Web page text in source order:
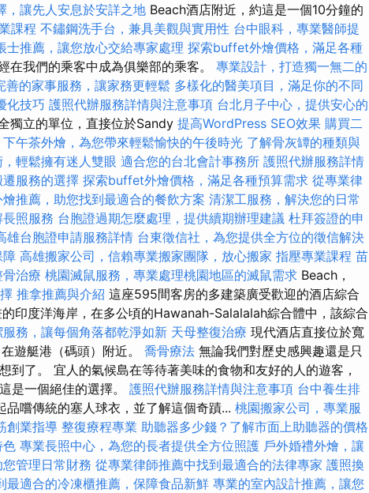
，讓先人安息於安詳之地 Beach酒店附近，約這是一個10分鐘的
課程 不鏽鋼洗手台，兼具美觀與實用性 台中眼科，專業醫師提
士推薦，讓您放心交給專家處理 探索buffet外燴價格，滿足各種
在我們的乘客中成為俱樂部的乘客。 專業設計，打造獨一無二的
善的家事服務，讓家務更輕鬆 多樣化的醫美項目，滿足你的不同
化技巧 護照代辦服務詳情與注意事項 台北月子中心，提供安心的
獨立的單位，直接位於Sandy 提高WordPress SEO效果 購買二
下午茶外燴，為您帶來輕鬆愉快的午後時光 了解骨灰罈的種類與
輕鬆擁有迷人雙眼 適合您的台北會計事務所 護照代辦服務詳情
服務的選擇 探索buffet外燴價格，滿足各種預算需求 從專業律
推薦，助您找到最適合的餐飲方案 清潔工服務，解決您的日常
照服務 台胞證過期怎麼處理，提供續期辦理建議 杜拜簽證的申
雄台胞證申請服務詳情 台東徵信社，為您提供全方位的徵信解決
障 高雄搬家公司，信賴專業搬家團隊，放心搬家 指壓專業課程 苗
治療 桃園滅鼠服務，專業處理桃園地區的滅鼠需求 Beach，
推拿推薦與介紹 這座595間客房的多建築廣受歡迎的酒店綜合
印度洋海岸，在多公頃的Hawanah-Salalalah綜合體中，該綜合
服務，讓每個角落都乾淨如新 天母整復治療 現代酒店直接位於寬
遊艇港（碼頭）附近。 喬骨療法 無論我們對歷史感興趣還是只
到了。 宜人的氣候島在等待著美味的食物和友好的人的遊客，
是一個絕佳的選擇。 護照代辦服務詳情與注意事項 台中養生排
品嚐傳統的塞人球衣，並了解這個奇蹟... 桃園搬家公司，專業服
創業指導 整復療程專業 助聽器多少錢？了解市面上助聽器的價格
色 專業長照中心，為您的長者提供全方位照護 戶外婚禮外燴，讓
管理日常財務 從專業律師推薦中找到最適合的法律專家 護照換
最適合的冷凍櫃推薦，保障食品新鮮 專業的室內設計推薦，讓您